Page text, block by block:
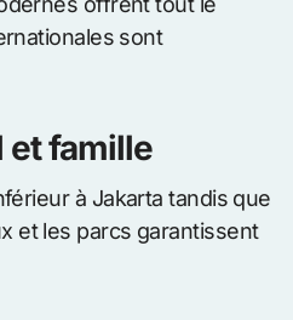
sont
et famille
à Jakarta tandis que
et les parcs garantissent